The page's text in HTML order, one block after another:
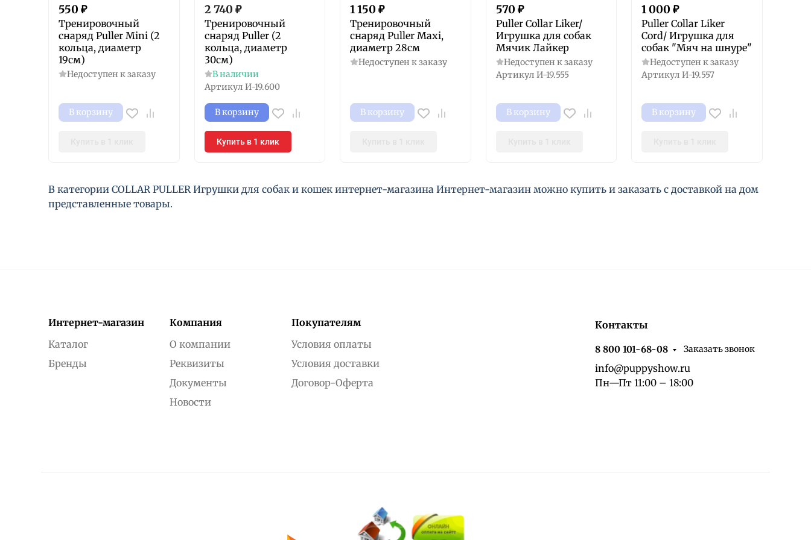
550 ₽
Тренировочный
снаряд Puller Mini (2
кольца, диаметр
19см)
Недоступен к заказу
В корзину
2 740 ₽
Тренировочный
снаряд Puller (2
кольца, диаметр
30см)
В наличии
Артикул И-19.600
В корзину
Купить в 1 клик
1 150 ₽
Тренировочный
снаряд Puller Maxi,
диаметр 28см
Недоступен к заказу
В корзину
570 ₽
Puller Collar Liker/
Игрушка для собак
Мячик Лайкер
Недоступен к заказу
Артикул И-19.555
В корзину
1 000 ₽
Puller Collar Liker
Cord/ Игрушка для
собак "Мяч на шнуре"
Недоступен к заказу
Артикул И-19.557
В корзину
В категории COLLAR PULLER Игрушки для собак и кошек интернет-магазина Интернет-магазин можно купить и заказать с доставкой на дом
представленные товары.
Интернет-магазин
Каталог
Бренды
Компания
О компании
Реквизиты
Документы
Новости
Покупателям
Условия оплаты
Условия доставки
Договор-Оферта
Контакты
8 800 101-68-08 Заказать звонок
info@puppyshow.ru
Пн—Пт 11:00 – 18:00